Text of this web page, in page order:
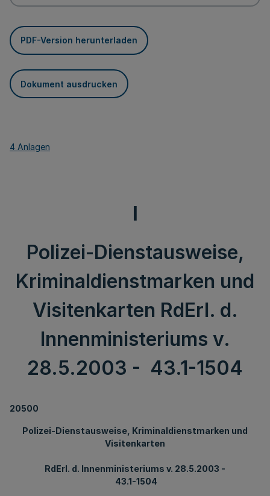
PDF-Version herunterladen
Dokument ausdrucken
4 Anlagen
I
Polizei-Dienstausweise,
Kriminaldienstmarken und
Visitenkarten RdErl. d.
Innenministeriums v.
28.5.2003 - 43.1-1504
20500
Polizei-Dienstausweise, Kriminaldienstmarken und
Visitenkarten
RdErl. d. Innenministeriums v. 28.5.2003 -
43.1-1504